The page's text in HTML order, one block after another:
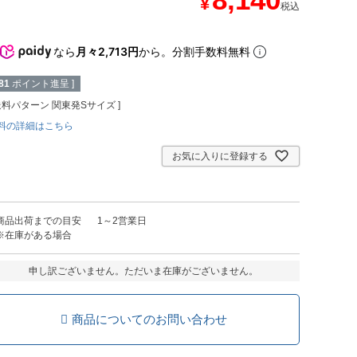
税込
なら 月々2,713円から。分割手数料無料
ポイント進呈 ]
パターン 関東発Sサイズ
の詳細はこちら
お気に入りに登録する
品出荷までの目安
庫がある場合
1～2営業日
申し訳ございません。ただいま在庫がございません。
商品についてのお問い合わせ